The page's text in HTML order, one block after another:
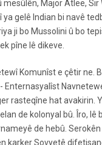
Major Atlee, Sir
gelê Indian bi navê
ji bo Mussolini û bo
pîne lê dikeve.
Komunîst e çêtir ne.
Enternasyalîst
rasteqîne hat avakirin.
de kolonyal bû. Îro, lê
de hebû.
karker Sovyetê